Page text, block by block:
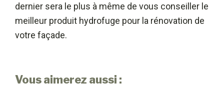
dernier sera le plus à même de vous conseiller le
meilleur produit hydrofuge pour la rénovation de
votre façade.
Vous aimerez aussi :